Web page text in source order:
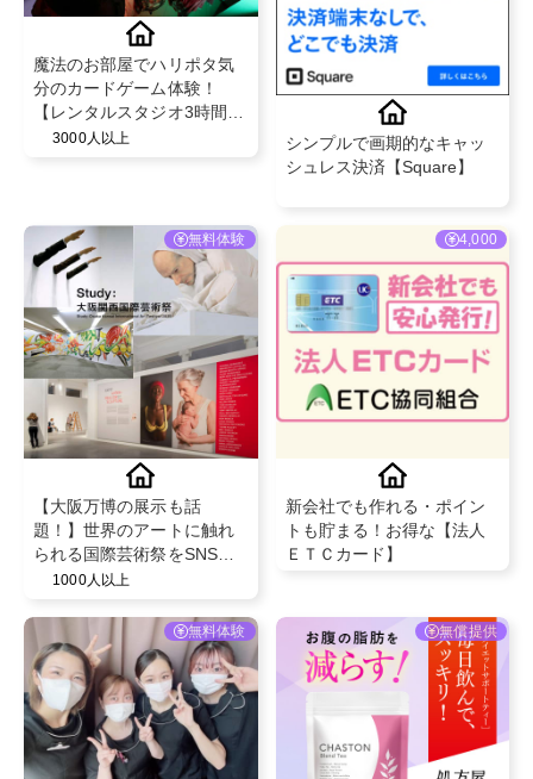
魔法のお部屋でハリポタ気
分のカードゲーム体験！
【レンタルスタジオ3時間】
@idearo
3000人以上
シンプルで画期的なキャッ
シュレス決済【Square】
無料体験
【大阪万博の展示も話
題！】世界のアートに触れ
られる国際芸術祭をSNSで
発信！同伴者チケット付き
1000人以上
4,000
新会社でも作れる・ポイン
トも貯まる！お得な【法人
ＥＴＣカード】
無料体験 無償提供